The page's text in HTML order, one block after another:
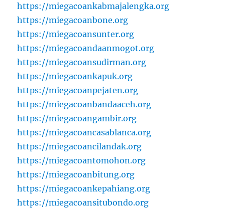
https://miegacoankabmajalengka.org
https://miegacoanbone.org
https://miegacoansunter.org
https://miegacoandaanmogot.org
https://miegacoansudirman.org
https://miegacoankapuk.org
https://miegacoanpejaten.org
https://miegacoanbandaaceh.org
https://miegacoangambir.org
https://miegacoancasablanca.org
https://miegacoancilandak.org
https://miegacoantomohon.org
https://miegacoanbitung.org
https://miegacoankepahiang.org
https://miegacoansitubondo.org